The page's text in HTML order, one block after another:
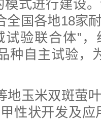
模式进行建设
全国各地18家
试验联合体”
种自主试验，
地玉米双斑萤
性状开发及应